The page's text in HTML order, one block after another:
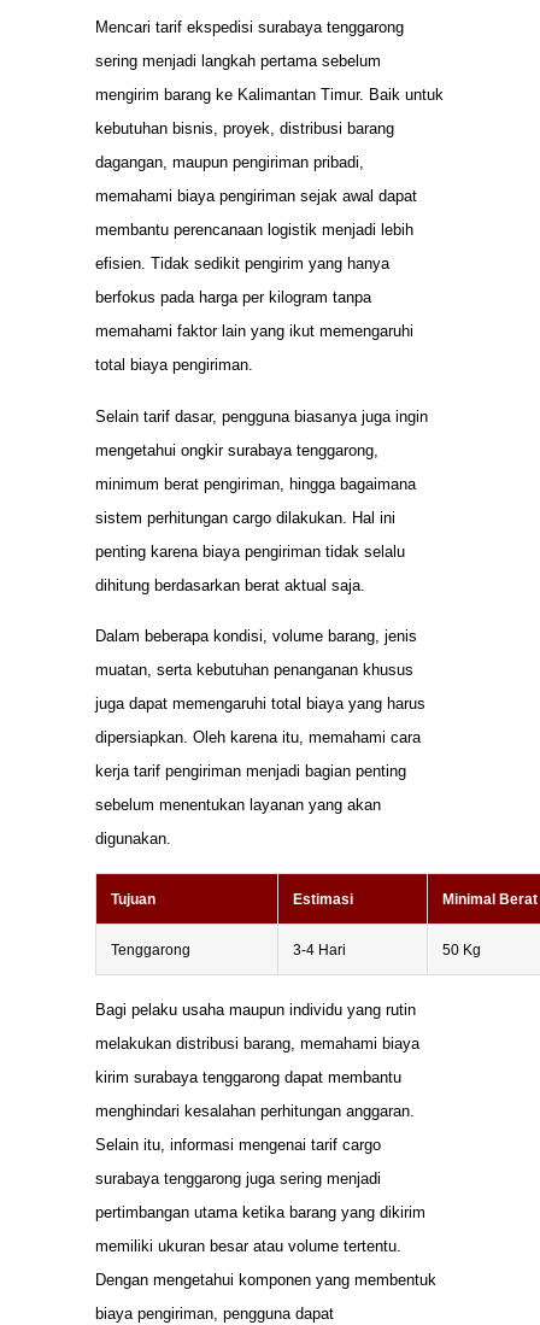
Mencari tarif ekspedisi surabaya tenggarong
sering menjadi langkah pertama sebelum
mengirim barang ke Kalimantan Timur. Baik untuk
kebutuhan bisnis, proyek, distribusi barang
dagangan, maupun pengiriman pribadi,
memahami biaya pengiriman sejak awal dapat
membantu perencanaan logistik menjadi lebih
efisien. Tidak sedikit pengirim yang hanya
berfokus pada harga per kilogram tanpa
memahami faktor lain yang ikut memengaruhi
total biaya pengiriman.
Selain tarif dasar, pengguna biasanya juga ingin
mengetahui ongkir surabaya tenggarong,
minimum berat pengiriman, hingga bagaimana
sistem perhitungan cargo dilakukan. Hal ini
penting karena biaya pengiriman tidak selalu
dihitung berdasarkan berat aktual saja.
Dalam beberapa kondisi, volume barang, jenis
muatan, serta kebutuhan penanganan khusus
juga dapat memengaruhi total biaya yang harus
dipersiapkan. Oleh karena itu, memahami cara
kerja tarif pengiriman menjadi bagian penting
sebelum menentukan layanan yang akan
digunakan.
Tujuan Estimasi Minimal Berat
Tenggarong 3-4 Hari 50 Kg
Bagi pelaku usaha maupun individu yang rutin
melakukan distribusi barang, memahami biaya
kirim surabaya tenggarong dapat membantu
menghindari kesalahan perhitungan anggaran.
Selain itu, informasi mengenai tarif cargo
surabaya tenggarong juga sering menjadi
pertimbangan utama ketika barang yang dikirim
memiliki ukuran besar atau volume tertentu.
Dengan mengetahui komponen yang membentuk
biaya pengiriman, pengguna dapat